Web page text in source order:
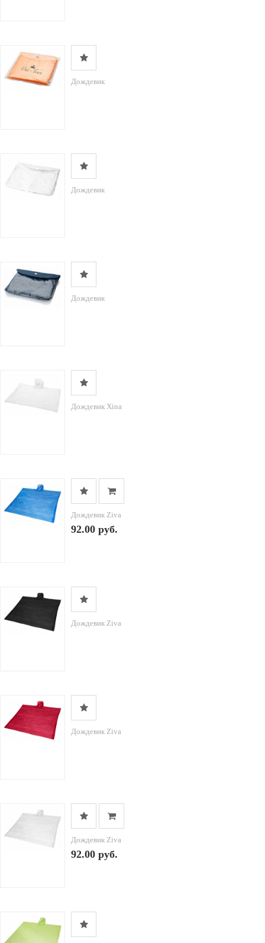
Дождевик
Дождевик
Дождевик
Дождевик Xina
Дождевик Ziva
92.00 руб.
Дождевик Ziva
Дождевик Ziva
Дождевик Ziva
92.00 руб.